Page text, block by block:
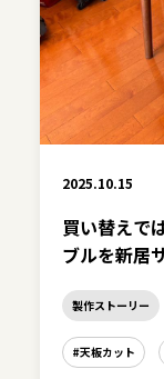
2025.10.15
買い替えで
ブルを新居
製作ストーリー
#天板カット